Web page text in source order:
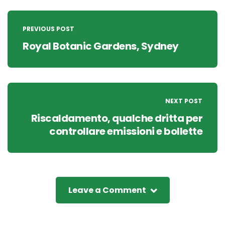
Post
navigation
PREVIOUS POST
Royal Botanic Gardens, Sydney
NEXT POST
Riscaldamento, qualche dritta per
controllare emissioni e bollette
Leave a Comment